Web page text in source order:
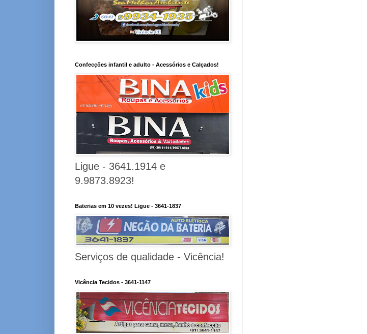
Confecções infantil e adulto - Acessórios e Calçados!
Ligue - 3641.1914 e
9.9873.8923!
Baterias em 10 vezes! Ligue - 3641-1837
Serviços de qualidade - Vicência!
Vicência Tecidos - 3641-1147